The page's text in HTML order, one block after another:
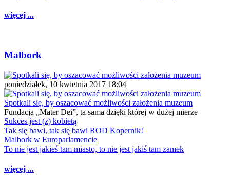
więcej ...
Malbork
poniedziałek, 10 kwietnia 2017 18:04
Spotkali się, by oszacować możliwości założenia muzeum
Fundacja „Mater Dei”, ta sama dzięki której w dużej mierze
Sukces jest (z) kobietą
Tak się bawi, tak się bawi ROD Kopernik!
Malbork w Europarlamencie
To nie jest jakieś tam miasto, to nie jest jakiś tam zamek
więcej ...